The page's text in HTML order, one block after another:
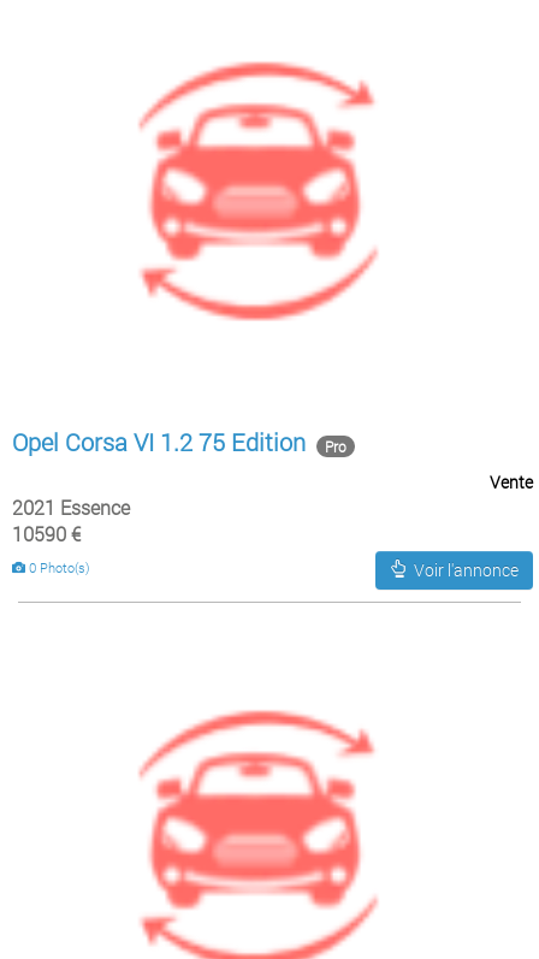
Opel Corsa VI 1.2 75 Edition Pro
Vente
2021 Essence
10590 €
Voir l'annonce
0 Photo(s)